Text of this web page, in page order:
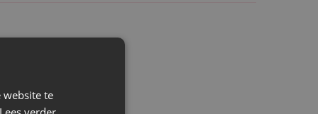
en speciale gelegenheden.
De mogelijkheid tot
website te